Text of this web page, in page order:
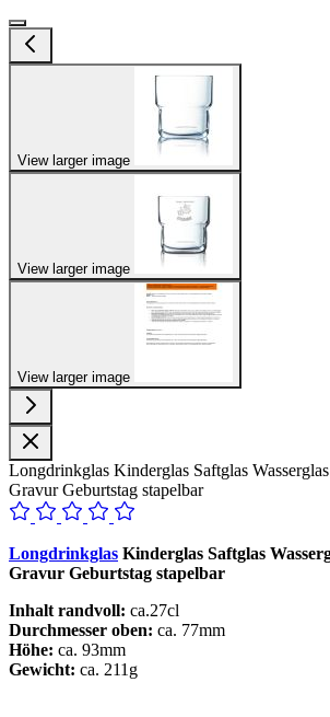
View larger image
View larger image
View larger image
Longdrinkglas Kinderglas Saftglas
Gravur Geburtstag stapelbar
Longdrinkglas Kinderglas Saftglas
Gravur Geburtstag stapelbar
Inhalt randvoll: ca.27cl
Durchmesser oben: ca. 77mm
Höhe: ca. 93mm
Gewicht: ca. 211g